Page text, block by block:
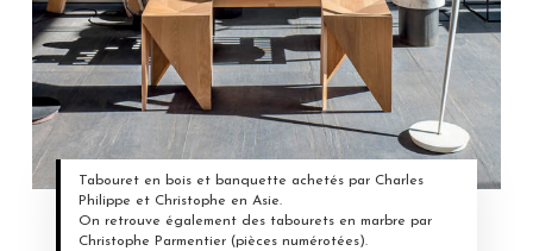
Tabouret en bois et banquette achetés par Charles
Philippe et Christophe en Asie.
On retrouve également des tabourets en marbre par
Christophe Parmentier (pièces numérotées).